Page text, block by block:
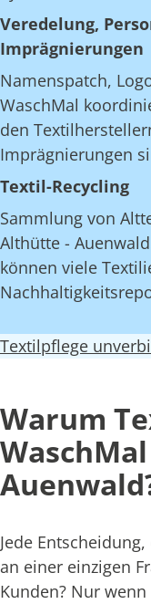
Veredelung,
Imprägnierungen
Namenspatch,
WaschMal
den
Imprägnierungen
Textil-Recycling
Sammlung von
Althütte -
können viele
Textilpflege
Warum
Jede
an einer einzigen
Kunden? Nur